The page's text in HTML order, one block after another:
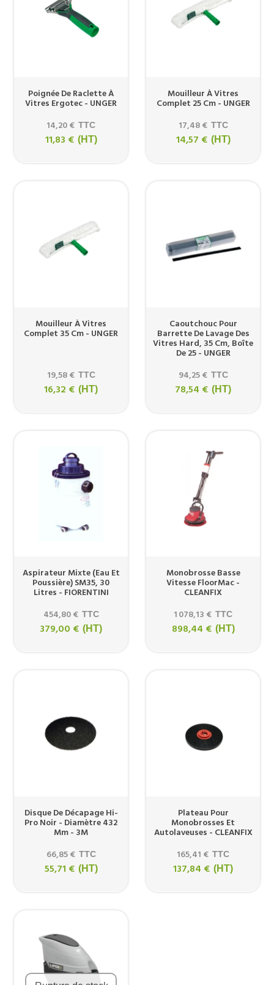
Poignée De Raclette À
Vitres Ergotec - UNGER
14,20 € TTC
11,83 € (HT)
Mouilleur À Vitres
Complet 25 Cm - UNGER
17,48 € TTC
14,57 € (HT)
Mouilleur À Vitres
Complet 35 Cm - UNGER
19,58 € TTC
16,32 € (HT)
Caoutchouc Pour
Barrette De Lavage Des
Vitres Hard, 35 Cm, Boîte
De 25 - UNGER
94,25 € TTC
78,54 € (HT)
Aspirateur Mixte (eau Et
Poussière) SM35, 30
Litres - FIORENTINI
454,80 € TTC
379,00 € (HT)
Monobrosse Basse
Vitesse FloorMac -
CLEANFIX
1 078,13 € TTC
898,44 € (HT)
Disque De Décapage Hi-
Pro Noir - Diamètre 432
Mm - 3M
66,85 € TTC
55,71 € (HT)
Plateau Pour
Monobrosses Et
Autolaveuses - CLEANFIX
165,41 € TTC
137,84 € (HT)